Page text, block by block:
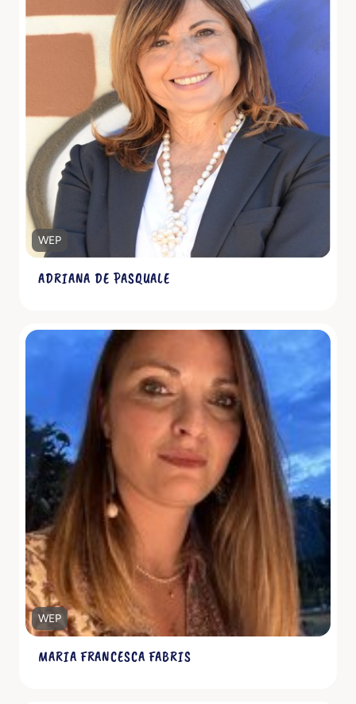
Scopri di più
WEP
ADRIANA DE PASQUALE
Scopri di più
WEP
MARIA FRANCESCA FABRIS